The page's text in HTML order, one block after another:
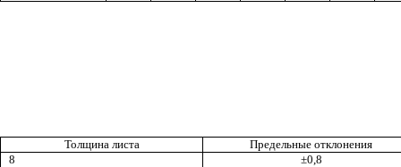
Толщина листа
Предельные отклонения
8
±0,8